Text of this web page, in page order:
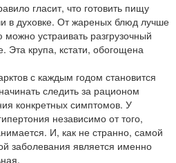
гласит, что готовить пищу
в духовке. От жареных блюд лучше
устраивать разгрузочный
Эта крупа, кстати, обогощена
с каждым годом становится
следить за рационом
конкретных симптомов. У
независимо от того,
И, как не странно, самой
заболевания является именно